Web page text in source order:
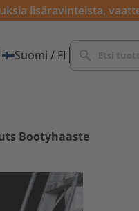
lisäravinteista,
Suomi / FI
Bootyhaaste